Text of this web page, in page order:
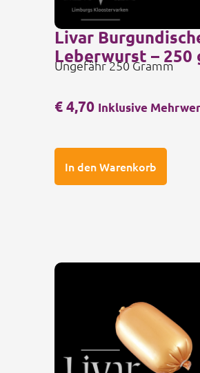
€4,70 Inklusive
In den Warenkorb
Livar
Leberwurst – 250
Ungefähr 250 Gramm